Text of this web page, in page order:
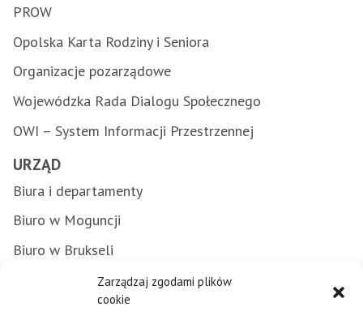
Zarządzaj zgodami plików
cookie
PROW
Opolska Karta Rodziny i Seniora
Organizacje pozarządowe
Wojewódzka Rada Dialogu Społecznego
OWI – System Informacji Przestrzennej
URZĄD
Biura i departamenty
Biuro w Moguncji
Biuro w Brukseli
Załatwianie spraw w urzędzie
Zamówienia publiczne